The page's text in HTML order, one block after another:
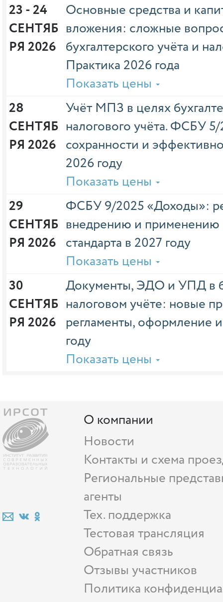
23 - 24
СЕНТЯБ
РЯ 2026
Основные средства и
вложения: сложные
бухгалтерского учёта и
Практика 2026 года
Показать цены
28
СЕНТЯБ
РЯ 2026
Учёт МПЗ в целях
налогового учёта. ФСБУ
сохранности и
2026 году
Показать цены
29
СЕНТЯБ
РЯ 2026
ФСБУ 9/2025 «Доходы»:
внедрению и применению
стандарта в 2027 году
Показать цены
30
СЕНТЯБ
РЯ 2026
Документы, ЭДО и УПД в
налоговом учёте: новые
регламенты, оформление
году
Показать цены
О компании
Новости
Контакты и схема
Региональные
агенты
Тех. поддержка
Тестовая трансляция
Обратная связь
Отзывы участников
Политика